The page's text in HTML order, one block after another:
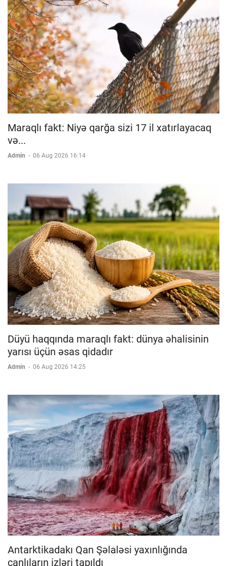
Maraqlı fakt: Niyə qarğa sizi 17 il xatırlayacaq
və...
Admin - 06 Aug 2026 16:14
Düyü haqqında maraqlı fakt: dünya əhalisinin
yarısı üçün əsas qidadır
Admin - 06 Aug 2026 14:25
Antarktikadakı Qan Şəlaləsi yaxınlığında
canlıların izləri tapıldı